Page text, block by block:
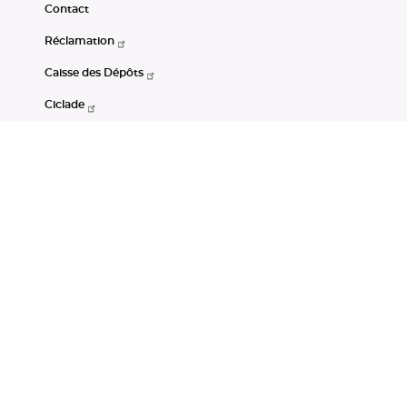
Contact
Réclamation
Caisse des Dépôts
Ciclade